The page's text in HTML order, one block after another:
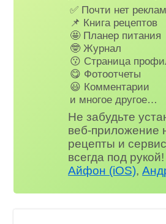
✅ Почти нет
📌 Книга рецептов
🤩 Планер питания
🤓 Журнал
😗 Страница
😋 Фотоотчеты
😃 Комментарии
и многое другое…
Не забудьте
веб-приложение
рецепты и
всегда под рукой!
Айфон (iOS),